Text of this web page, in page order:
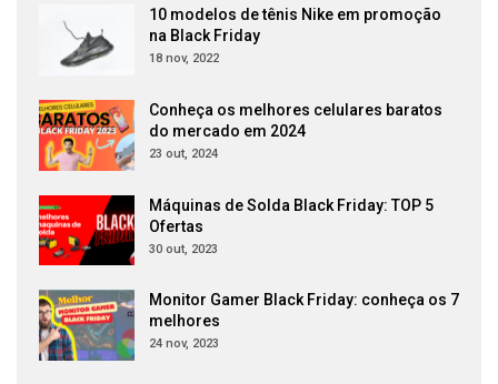
10 modelos de tênis Nike em promoção
na Black Friday
18 nov, 2022
Conheça os melhores celulares baratos
do mercado em 2024
23 out, 2024
Máquinas de Solda Black Friday: TOP 5
Ofertas
30 out, 2023
Monitor Gamer Black Friday: conheça os 7
melhores
24 nov, 2023